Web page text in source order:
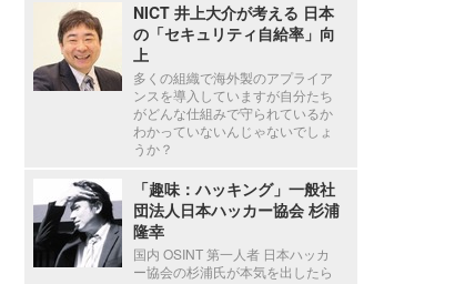
NICT 井上大介が考える 日本
の「セキュリティ自給率」向
上
多くの組織で海外製のアプライア
ンスを導入していますが自分たち
がどんな仕組みで守られているか
わかっていないんじゃないでしょ
うか？
「趣味：ハッキング」一般社
団法人日本ハッカー協会 杉浦
隆幸
国内 OSINT 第一人者 日本ハッカ
ー協会の杉浦氏が本気を出したら